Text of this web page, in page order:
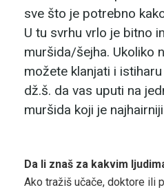
sve što je potrebno
U tu svrhu vrlo je bitno
muršida/šejha. Ukoliko
možete klanjati i
dž.š. da vas uputi na
muršida koji je
Da li znaš za kakvim
Ako tražiš učače, doktore ili